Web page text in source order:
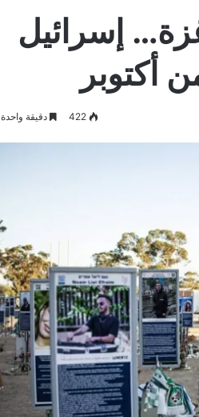
إسرائيل
أكتوبر
422 دقيقة واحدة